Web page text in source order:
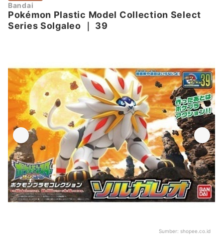
Bandai
Pokémon Plastic Model Collection Select
Series Solgaleo
39
Sumber: shopee.co.id